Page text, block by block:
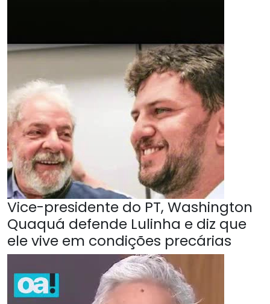
Vice-presidente do PT, Washington
Quaquá defende Lulinha e diz que
ele vive em condições precárias